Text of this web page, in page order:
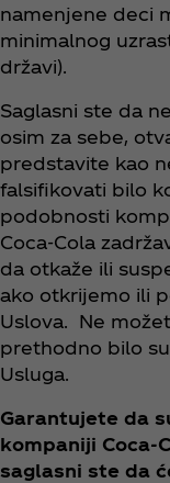
namenjene deci
minimalnog
državi).
Saglasni ste da
osim za sebe,
predstavite kao
falsifikovati bilo
podobnosti
Coca‑Cola
da otkaže ili
ako otkrijemo ili
Uslova. Ne
prethodno bilo
Usluga.
Garantujete da
kompaniji
saglasni ste da